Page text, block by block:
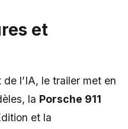
et
l’IA, le trailer met en
la Porsche 911
et la